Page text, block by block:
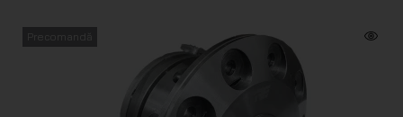
Precomandă